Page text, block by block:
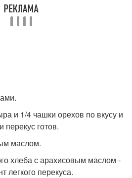
и 1/4 чашки орехов по вкусу и
перекус готов.
маслом.
хлеба с арахисовым маслом -
легкого перекуса.